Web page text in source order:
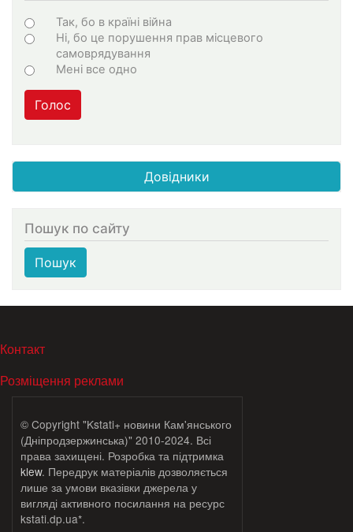
Варіанти
Так, бо в країні війна
Ні, бо це порушення прав місцевого
самоврядування
Мені все одно
Голос
Довідники
Пошук по сайту
Пошук
МЕНЮ В ПОДВАЛЕ
Контакт
Розміщення реклами
© Copyright "Kstati+ новини Кам'янського
(Дніпродзержинська)" 2010-2024. Всі
права захищені. Розробка та підтримка
klew. Передрук матеріалів дозволяється
лише за умови вказівки джерела у
вигляді активного посилання на ресурс
kstati.dp.ua*.